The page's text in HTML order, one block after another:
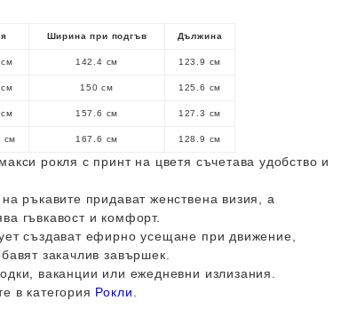
Ширина при подгъв Дължина
142.4 см 123.9 см
150 см 125.6 см
157.6 см 127.3 см
см 167.6 см 128.9 см
рокля с принт на цветя съчетава удобство и
ръкавите придават женствена визия, а
гъвкавост и комфорт.
създават ефирно усещане при движение,
закачлив завършек.
ваканции или ежедневни излизания.
в категория Рокли